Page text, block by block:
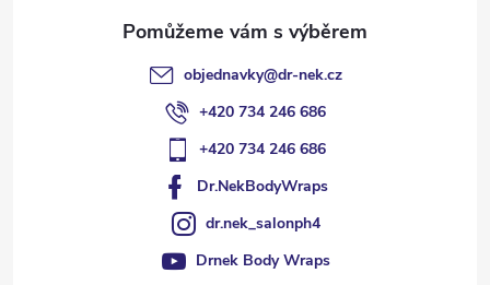
objednavky@dr-nek.cz
+420 734 246 686
+420 734 246 686
Dr.NekBodyWraps
dr.nek_salonph4
Drnek Body Wraps